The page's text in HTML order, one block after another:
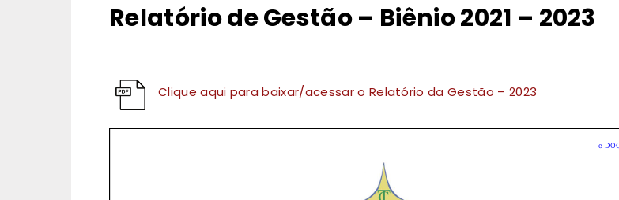
Público
de
Relatório de Gestão – Biênio 2021 – 2023
Clique aqui para baixar/acessar o Relatório da Gestão – 2023